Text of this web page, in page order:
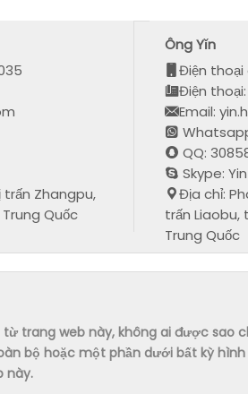
trấn Zhangpu,
Quốc
Ông Yǐn
Điện thoại
Điện thoại:
Email:
QQ:
Skype:
Địa chỉ:
trấn Liaobu,
Trung Quốc
trang web này, không ai được sao
bộ hoặc một phần dưới bất kỳ
này.